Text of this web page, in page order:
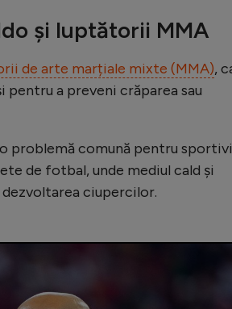
și luptătorii MMA
de arte marțiale mixte (MMA),
a preveni crăparea sau
problemă comună pentru
de fotbal, unde mediul cald și
ciupercilor.